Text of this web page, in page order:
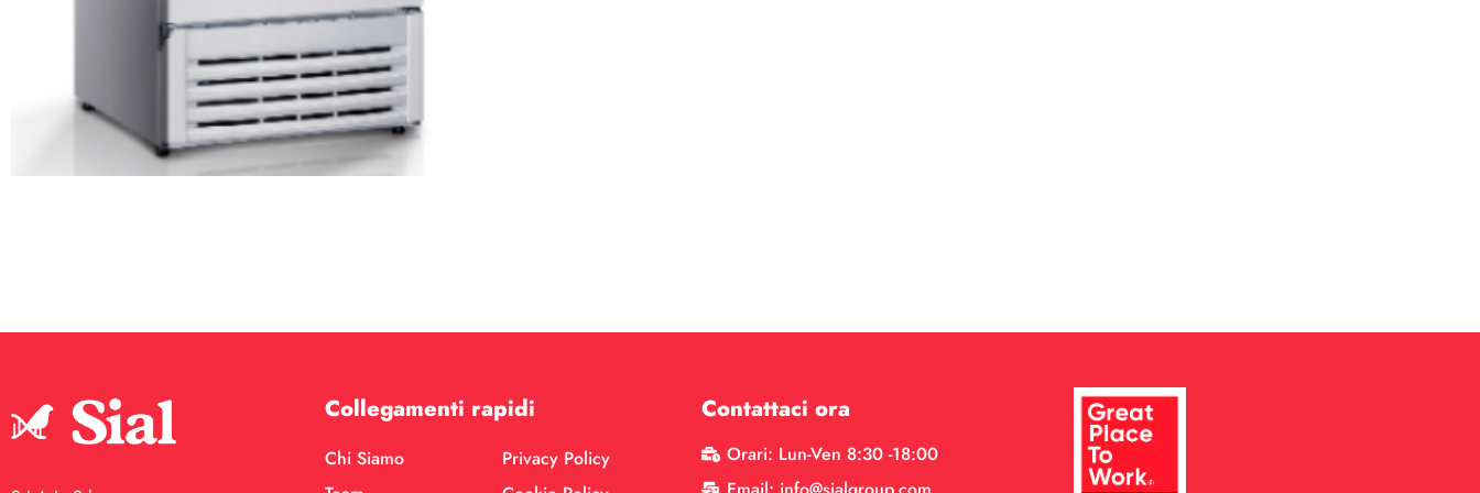
Collegamenti rapidi
Chi Siamo
Privacy Policy
Contattaci ora
Orari: Lun-Ven 8:30 -18:00